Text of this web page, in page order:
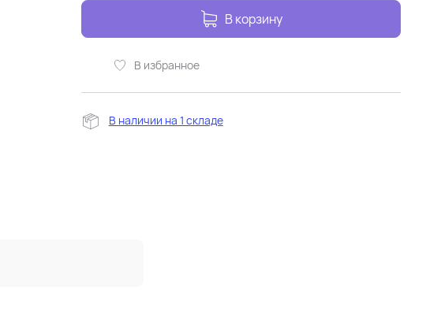
В корзину
В избранное
В наличии на 1 складе